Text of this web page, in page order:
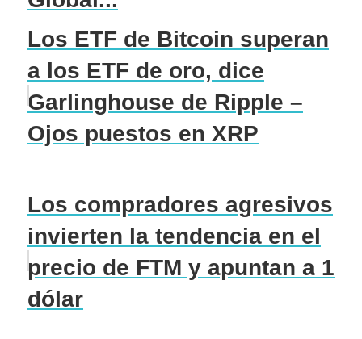
Los ETF de Bitcoin superan
a los ETF de oro, dice
Garlinghouse de Ripple –
Ojos puestos en XRP
Los compradores agresivos
invierten la tendencia en el
precio de FTM y apuntan a 1
dólar